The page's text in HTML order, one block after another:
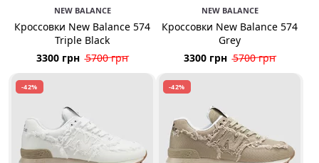
NEW BALANCE
Кроссовки New Balance 574
Triple Black
3300 грн 5700 грн
NEW BALANCE
Кроссовки New Balance 574
Grey
3300 грн 5700 грн
-42% -42%